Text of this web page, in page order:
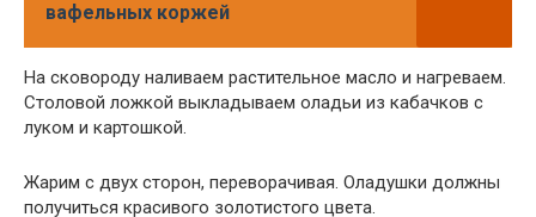
вафельных коржей
На сковороду наливаем растительное масло и нагреваем.
Столовой ложкой выкладываем оладьи из кабачков с
луком и картошкой.
Жарим с двух сторон, переворачивая. Оладушки должны
получиться красивого золотистого цвета.